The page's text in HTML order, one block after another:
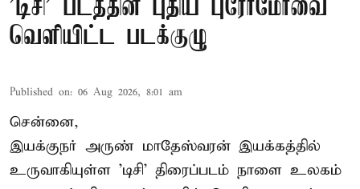
'டிசி' படத்தின் புதிய புரோமோவை
வெளியிட்ட படக்குழு
Published on: 06 Aug 2026, 8:01 am
சென்னை,
இயக்குநர் அருண் மாதேஸ்வரன் இயக்கத்தில்
உருவாகியுள்ள 'டிசி' திரைப்படம் நாளை உலகம்